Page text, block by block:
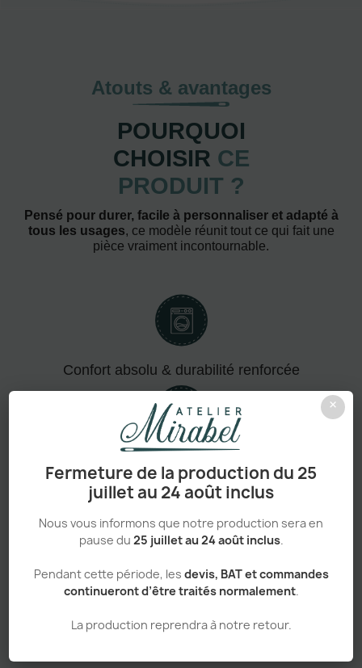
×
Fermeture de la production du 25
juillet au 24 août inclus
Nous vous informons que notre production sera en
pause du 25 juillet au 24 août inclus.
Pendant cette période, les devis, BAT et commandes
continueront d’être traités normalement.
La production reprendra à notre retour.
Atouts & avantages
POURQUOI
CHOISIR CE
PRODUIT ?
Pensé pour durer, facile à personnaliser et adapté à
tous les usages, ce modèle réunit tout ce qui fait une
pièce vraiment incontournable.
Confort absolu & durabilité renforcée
Adapté aux pros comme aux particuliers